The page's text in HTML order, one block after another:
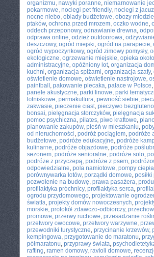
organizmu, nawyki poranne, niemarnowanie
pokarmowe, noclegi pet friendly, noclegi z
nocne niebo, obiady budżetowe, obozy
ptaków, ochrona przed mrozem, oczko wodne,
oddech przeponowy, odnawianie drewna,
odprawa online, odzież outdoorowa,
deszczowy, ogród miejski, ogród na parapecie,
ogród wypoczynkowy, ogród zimowy pomysły,
ekologiczne, ogrzewanie miejskie, opieka
administracyjne, opóźniony lot, organizacja
kuchni, organizacja spiżarni, organizacja szafy,
oświetlenie domowe, oświetlenie nastrojowe,
paintball , pakowanie plecaka, pałace w Polsce,
panele akustyczne, parki linowe, parki
lotniskowe, permakultura, pewność siebie,
zakwasie, pieczenie ciast, pieczywo
bonsai, pielęgnacja storczyków, pielęgnacja
pomoc psychiczna, pilates, piwo kraftowe,
planowanie zakupów, pleśń w mieszkaniu,
od nieruchomości, podróż pociągiem, podróże
budżetowe, podróże edukacyjne, podróże
kulinarne, podróże objazdowe, podróże
sezonem, podróże senioralne, podróże solo,
podróże z przyczepą, podróże z psem,
odpowiedzialne, pola namiotowe, pompy
porównywarka lotów, porządki domowe,
pozwolenie na budowę, prawa pasażera,
profilaktyka próchnicy, profilaktyka serca,
ogrodu przydomowego, projektowanie
światła, projekty domów nowoczesnych,
morskie, protokół zdawczo-odbiorczy,
promowe, przerwy ruchowe, przesadzanie
przetwory owocowe, przetwory warzywne,
przewodniki turystyczne, przycinanie krzewów,
kempingowa, przygotowanie do maratonu,
półmaratonu, przyprawy świata,
rafting, ramen domowy, ravioli domowe,